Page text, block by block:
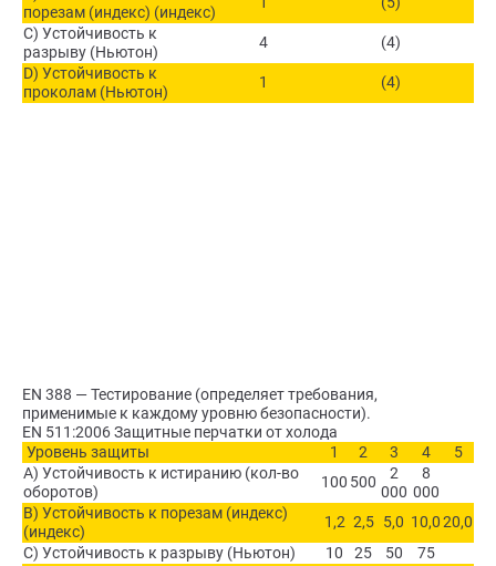
порезам (индекс) (индекс)
C) Устойчивость к
разрыву (Ньютон)
4
(4)
D) Устойчивость к
проколам (Ньютон)
1 (4)
EN 388 — Тестирование (определяет требования,
применимые к каждому уровню безопасности).
EN 511:2006 Защитные перчатки от холода
Уровень защиты
1 2 3 4
5
A) Устойчивость к истиранию (кол-во
оборотов)
100 500
2
000
8
000
B) Устойчивость к порезам (индекс)
(индекс)
1,2 2,5 5,0 10,020,0
C) Устойчивость к разрыву (Ньютон)
10 25 50
75